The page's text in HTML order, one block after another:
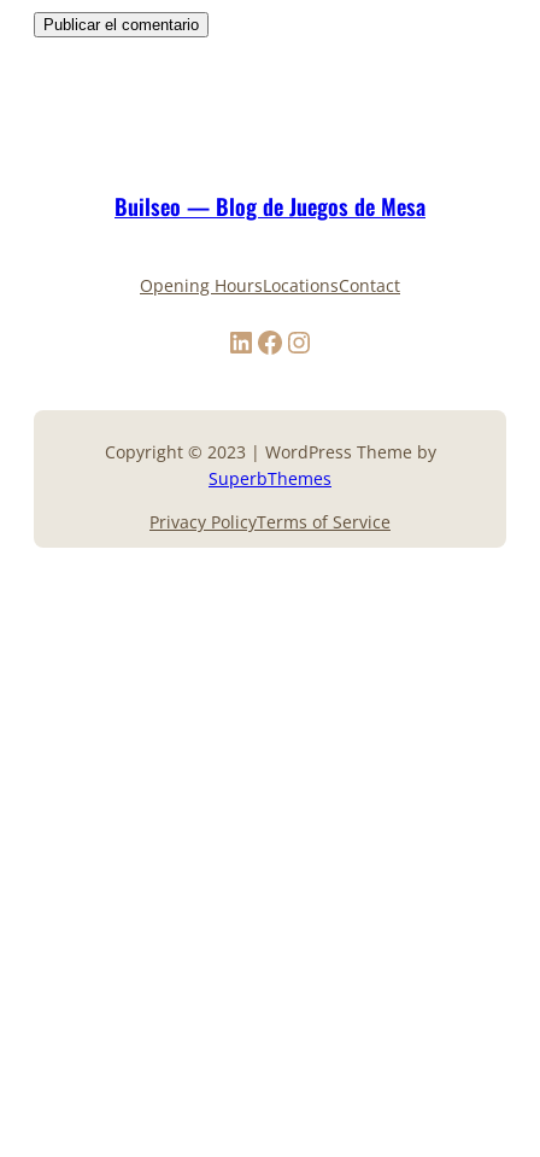
Builseo — Blog de Juegos de Mesa
Opening HoursLocationsContact
LinkedIn Facebook Instagram
Copyright © 2023 | WordPress Theme by
SuperbThemes
Privacy PolicyTerms of Service